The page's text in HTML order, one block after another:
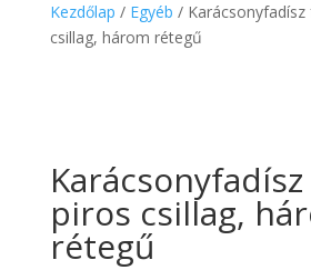
Kezdőlap / Egyéb /
csillag, három rétegű
piros csillag,
rétegű